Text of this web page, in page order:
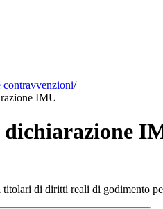
/
IMU
dichiarazione
di diritti reali di godimento